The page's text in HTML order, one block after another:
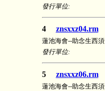
發行單位:
4 znsxxz04.rm
蓮池海會--助念生西
發行單位:
5 znsxxz06.rm
蓮池海會--助念生西